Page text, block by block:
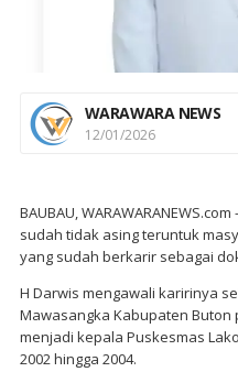
WARAWARA NEWS
12/01/2026
BAUBAU,
sudah tidak asing teruntuk
yang sudah berkarir sebagai
H Darwis mengawali karirinya
Mawasangka Kabupaten Buton
menjadi kepala Puskesmas
2002 hingga 2004.